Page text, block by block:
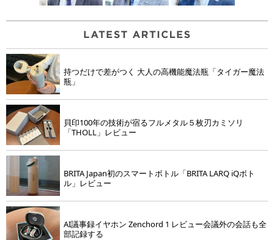
持つだけで差がつく 大人の高機能魔法瓶「タイガー魔法
瓶」
貝印100年の技術が宿るフルメタル５枚刃カミソリ
「THOLL」レビュー
BRITA Japan初のスマートボトル「BRITA LARQ iQボト
ル」レビュー
AI議事録イヤホン Zenchord 1 レビュー会議外の会話も全
部記録する